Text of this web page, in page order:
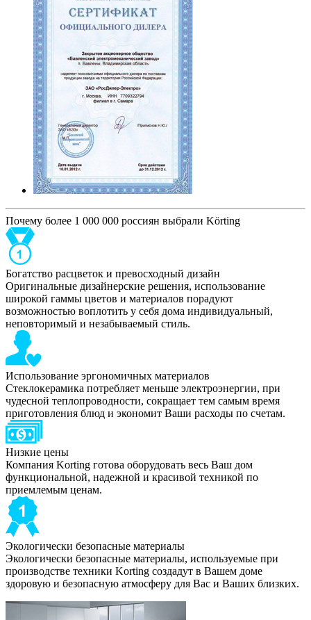
Почему более 1 000 000 россиян выбрали Körting
Богатство расцветок и превосходный дизайн
Оригинальные дизайнерские решения, использование
широкой гаммы цветов и материалов порадуют
возможностью воплотить у себя дома индивидуальный,
неповторимый и незабываемый стиль.
Использование эргономичных материалов
Стеклокерамика потребляет меньше электроэнергии, при
чудесной теплопроводности, сокращает тем самым время
приготовления блюд и экономит Ваши расходы по счетам.
Низкие цены
Компания Korting готова оборудовать весь Ваш дом
функциональной, надежной и красивой техникой по
приемлемым ценам.
Экологически безопасные материалы
Экологически безопасные материалы, используемые при
производстве техники Korting создадут в Вашем доме
здоровую и безопасную атмосферу для Вас и Ваших близких.